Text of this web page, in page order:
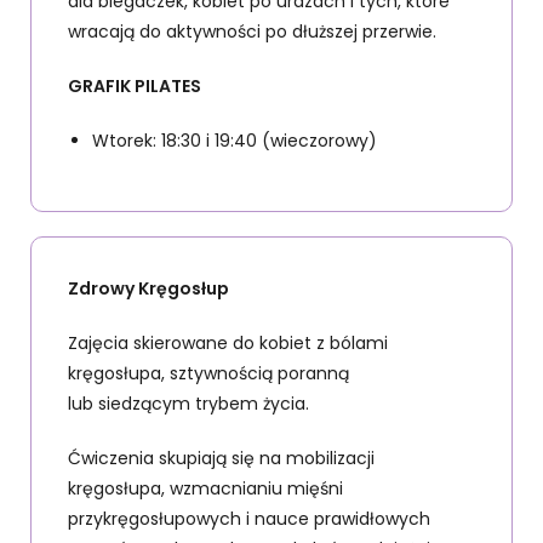
wracają do aktywności po dłuższej przerwie.
GRAFIK PILATES
Wtorek: 18:30 i 19:40 (wieczorowy)
Zdrowy Kręgosłup
Zajęcia skierowane do kobiet z bólami
kręgosłupa, sztywnością poranną
lub siedzącym trybem życia.
Ćwiczenia skupiają się na mobilizacji
kręgosłupa, wzmacnianiu mięśni
przykręgosłupowych i nauce prawidłowych